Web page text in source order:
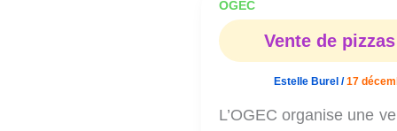
OGEC
Vente de pizzas
Estelle Burel /17
L’OGEC organise une
de